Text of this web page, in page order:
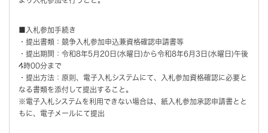
■入札参加手続き
・提出書類：競争入札参加申込兼資格確認申請書等
・提出期間：令和8年5月20日(水曜日)から令和8年6月3日(水曜日)午後
4時00分まで
・提出方法：原則、電子入札システムにて、入札参加資格確認に必要と
なる書類を添付して提出すること。
※電子入札システムを利用できない場合は、紙入札参加承認申請書とと
もに、電子メールにて提出